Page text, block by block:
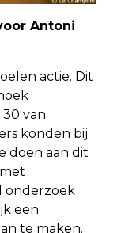
Antoni
actie. Dit
van
konden bij
doen aan dit
onderzoek
een
te maken.